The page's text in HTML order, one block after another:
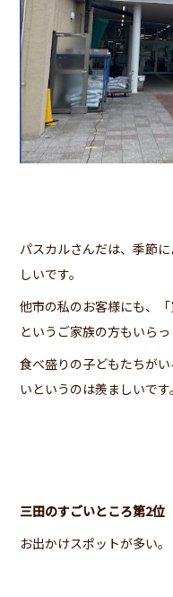
パスカルさんだは、季節
しいです。
他市の私のお客様にも、
というご家族の方もいらっ
食べ盛りの子どもたちが
いというのは羨ましいです。
三田のすごいところ第2位
お出かけスポットが多い。